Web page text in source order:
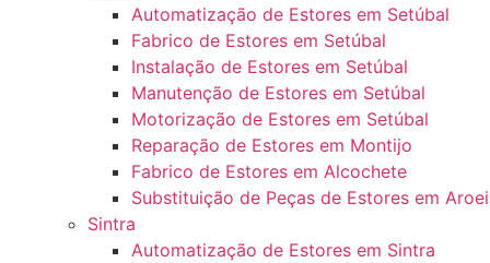
Automatização de Estores em Setúbal
Fabrico de Estores em Setúbal
Instalação de Estores em Setúbal
Manutenção de Estores em Setúbal
Motorização de Estores em Setúbal
Reparação de Estores em Montijo
Fabrico de Estores em Alcochete
Substituição de Peças de Estores em
Sintra
Automatização de Estores em Sintra